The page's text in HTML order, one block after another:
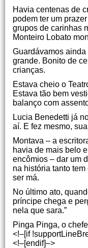
Havia centenas de
podem ter um
grupos de carinhas
Monteiro Lobato
Guardávamos
grande. Bonito de
crianças.
Estava cheio o
Estava tão bem
balanço com
Lucia Benedetti já
aí. E fez mesmo,
Montava – a
havia de mais belo
encômios – dar um
na história tanto
ser má.
No último ato,
príncipe chega e
nela que sara.”
Pinga Pinga, o
<!–[if
<!–[endif]–>